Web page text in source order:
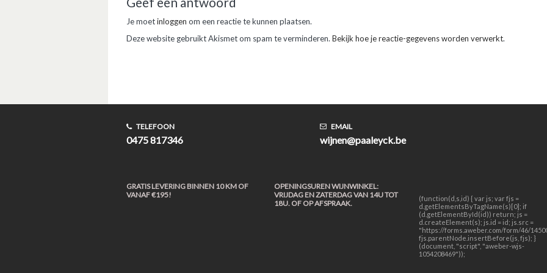
Je moetinloggen om een reactie te kunnen plaatsen.
Deze website gebruikt Akismet om spam te verminderen. Bekijk hoe je reactie-gegevens worden verwerkt.
TELEFOON
0475 817346
EMAIL
wijnen@paaleyck.be
GRATIS LEVERING BINNEN 10 KM OF
VANAF €195!
OPENINGSUREN WIJNWINKEL:
VRIJDAG EN ZATERDAG VAN 14U TOT
18U. OF OP AFSPRAAK.
(function(d,s,id) { var js; var fjs =
d.getElementsByTagName(s)[0]; if
(d.getElementById(id)) return; js =
d.createElement(s); js.id = id; js.src =
"https://forms.aweber.com/form/46/
fjs.parentNode.insertBefore(js, fjs); }
(document, "script", "aweber-wjs-
1054208469"));